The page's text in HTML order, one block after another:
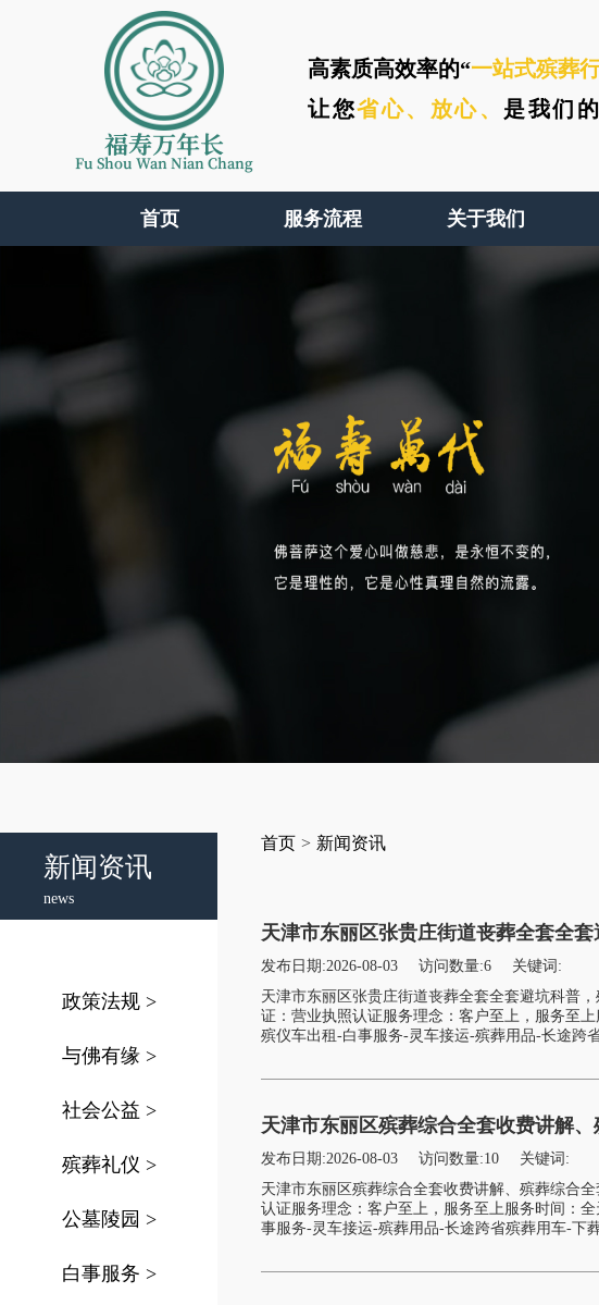
福寿万年长
Fu Shou Wan Nian Chang
高素质高效率的“一站式殡葬
让您省心、 放心、 是我们
首页 服务流程 关于我们
新闻资讯
news
政策法规 >
与佛有缘 >
社会公益 >
殡葬礼仪 >
公墓陵园 >
白事服务 >
首页 > 新闻资讯
天津市东丽区张贵庄街道丧葬全套全
发布日期:2026-08-03 访问数量:6
关键词:
天津市东丽区张贵庄街道丧葬全套全套避坑科普
证：营业执照认证服务理念：客户至上，服务至
殡仪车出租-白事服务-灵车接运-殡葬用品-长途跨省
天津市东丽区殡葬综合全套收费讲解
发布日期:2026-08-03 访问数量:10
关键词:
天津市东丽区殡葬综合全套收费讲解、殡葬综合
认证服务理念：客户至上，服务至上服务时间：
事服务-灵车接运-殡葬用品-长途跨省殡葬用车-下葬